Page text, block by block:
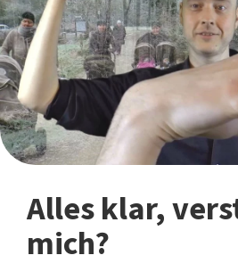
Alles klar,
mich?